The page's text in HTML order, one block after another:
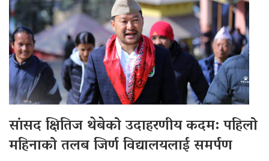
सांसद क्षितिज थेबेको उदाहरणीय कदम: पहिलो
महिनाको तलब जिर्ण विद्यालयलाई समर्पण